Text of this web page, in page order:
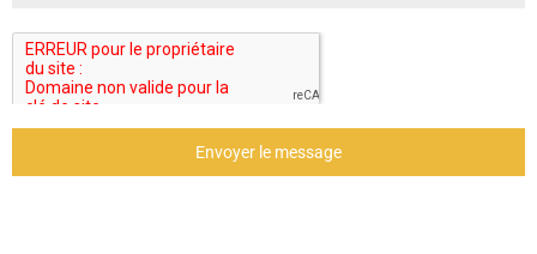
Envoyer le message